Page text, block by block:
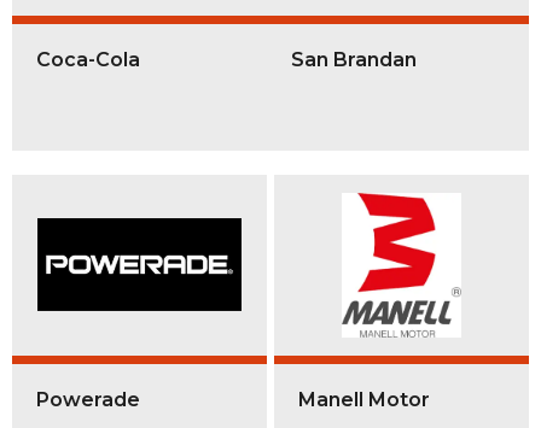
Coca-Cola San Brandan
Powerade Manell Motor